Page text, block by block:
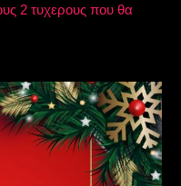
2 τυχερους που θα